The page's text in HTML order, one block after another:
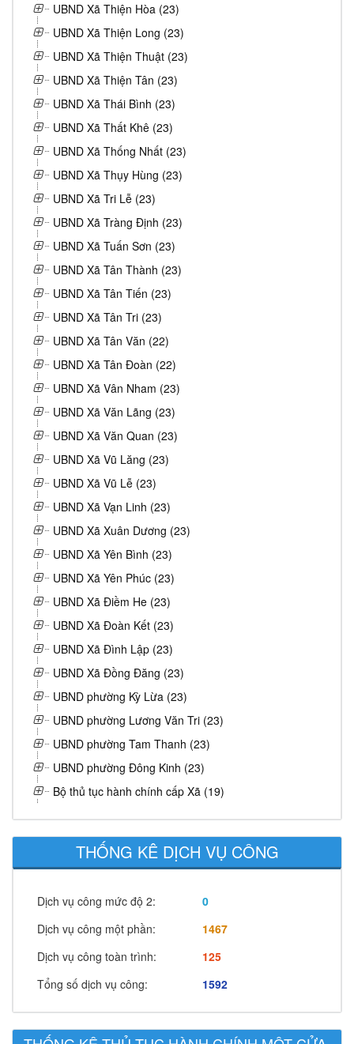
UBND Xã Thiện Hòa (23)
UBND Xã Thiện Long (23)
UBND Xã Thiện Thuật (23)
UBND Xã Thiện Tân (23)
UBND Xã Thái Bình (23)
UBND Xã Thất Khê (23)
UBND Xã Thống Nhất (23)
UBND Xã Thụy Hùng (23)
UBND Xã Tri Lễ (23)
UBND Xã Tràng Định (23)
UBND Xã Tuấn Sơn (23)
UBND Xã Tân Thành (23)
UBND Xã Tân Tiến (23)
UBND Xã Tân Tri (23)
UBND Xã Tân Văn (22)
UBND Xã Tân Đoàn (22)
UBND Xã Vân Nham (23)
UBND Xã Văn Lãng (23)
UBND Xã Văn Quan (23)
UBND Xã Vũ Lăng (23)
UBND Xã Vũ Lễ (23)
UBND Xã Vạn Linh (23)
UBND Xã Xuân Dương (23)
UBND Xã Yên Bình (23)
UBND Xã Yên Phúc (23)
UBND Xã Điềm He (23)
UBND Xã Đoàn Kết (23)
UBND Xã Đình Lập (23)
UBND Xã Đồng Đăng (23)
UBND phường Kỳ Lừa (23)
UBND phường Lương Văn Tri (23)
UBND phường Tam Thanh (23)
UBND phường Đông Kinh (23)
Bộ thủ tục hành chính cấp Xã (19)
THỐNG KÊ DỊCH VỤ CÔNG
Dịch vụ công mức độ 2:
0
Dịch vụ công một phần:
1467
Dịch vụ công toàn trình:
125
Tổng số dịch vụ công:
1592